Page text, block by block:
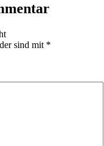
sind mit *